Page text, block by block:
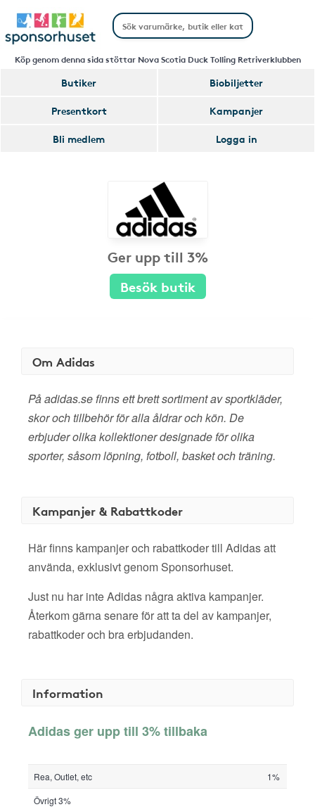
Köp genom denna sida stöttar Nova Scotia Duck Tolling Retriverklubben
Butiker
Biobiljetter
Presentkort
Kampanjer
Bli medlem
Logga in
Ger upp till 3%
Besök butik
Om Adidas
På adidas.se finns ett brett sortiment av sportkläder,
skor och tillbehör för alla åldrar och kön. De
erbjuder olika kollektioner designade för olika
sporter, såsom löpning, fotboll, basket och träning.
Kampanjer & Rabattkoder
Här finns kampanjer och rabattkoder till Adidas att
använda, exklusivt genom Sponsorhuset.
Just nu har inte Adidas några aktiva kampanjer.
Återkom gärna senare för att ta del av kampanjer,
rabattkoder och bra erbjudanden.
Information
Adidas ger upp till 3% tillbaka
Rea, Outlet, etc
1%
Övrigt 3%